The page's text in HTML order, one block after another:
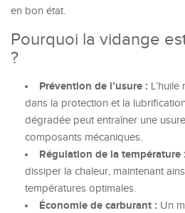
en bon état.
Pourquoi la vidange
?
Prévention de l’usure :
dans la protection et la
dégradée peut entraîner une
composants mécaniques.
Régulation de la température :
dissiper la chaleur, maintenant
températures optimales.
Économie de carburant : Un